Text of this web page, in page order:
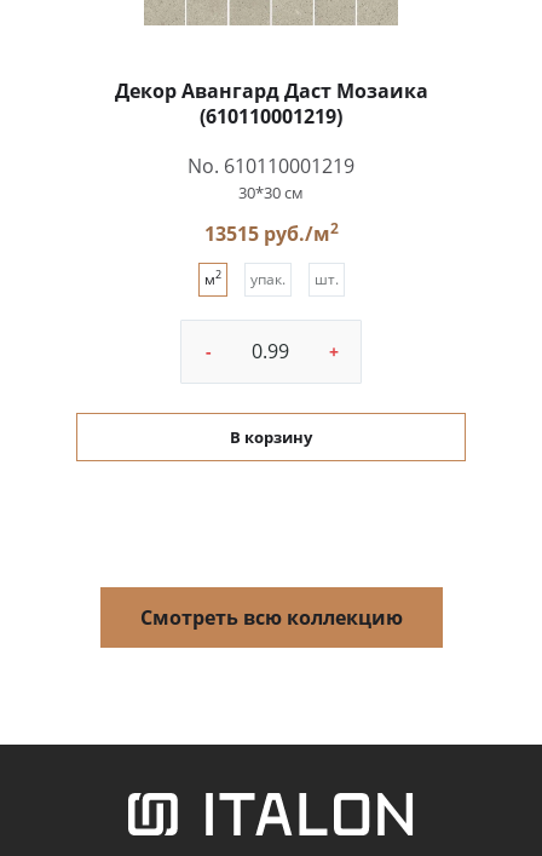
Декор Авангард Даст Мозаика
(610110001219)
No. 610110001219
30*30 см
13515 руб./м2
м2 упак. шт.
- +
В корзину
Смотреть всю коллекцию